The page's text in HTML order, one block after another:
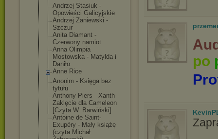
Andrzej Stasiuk -
Opowieści Galicyjskie
Andrzej Zaniewski -
Szczur
Anita Diamant -
Czerwony namiot
Anna Olimpia
Mostowska - Matylda i
Daniło
Anne Rice
Anonim - Księga bez
tytułu
Anthony Piers - Xanth -
Zaklęcie dla Cameleon
[Czyta W. Barwiński]
Antoine de Saint-
Exupéry - Mały książę
(czyta Michał
po